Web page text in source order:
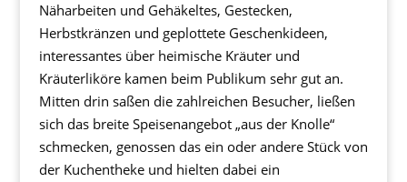
Näharbeiten und Gehäkeltes, Gestecken,
Herbstkränzen und geplottete Geschenkideen,
interessantes über heimische Kräuter und
Kräuterliköre kamen beim Publikum sehr gut an.
Mitten drin saßen die zahlreichen Besucher, ließen
sich das breite Speisenangebot „aus der Knolle“
schmecken, genossen das ein oder andere Stück von
der Kuchentheke und hielten dabei ein